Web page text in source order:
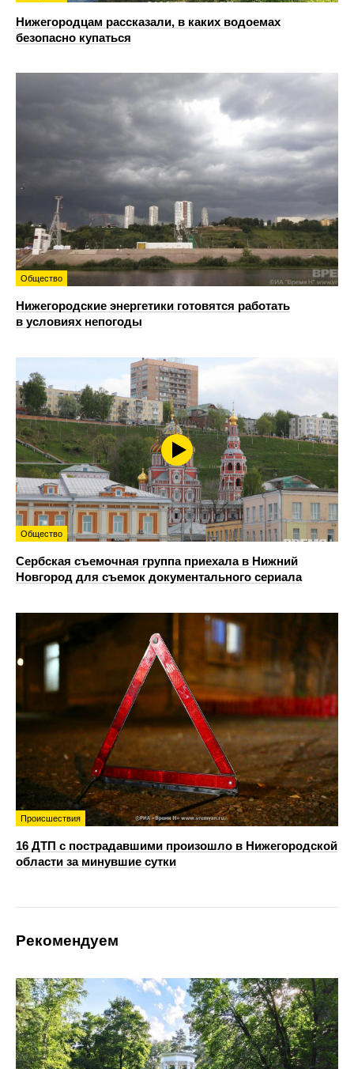
Нижегородцам рассказали, в каких водоемах
безопасно купаться
Общество
Нижегородские энергетики готовятся работать
в условиях непогоды
Общество
Сербская съемочная группа приехала в Нижний
Новгород для съемок документального сериала
Происшествия
16 ДТП с пострадавшими произошло в Нижегородской
области за минувшие сутки
Рекомендуем